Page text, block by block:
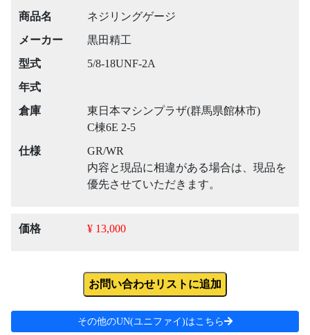
商品名
ネジリングゲージ
メーカー
黒田精工
型式
5/8-18UNF-2A
年式
倉庫
東日本マシンプラザ(群馬県館林市)
C棟6E 2-5
仕様
GR/WR
内容と現品に相違がある場合は、現品を
優先させていただきます。
価格 ¥ 13,000
お問い合わせリストに追加
その他のUN(ユニファイ)はこちら